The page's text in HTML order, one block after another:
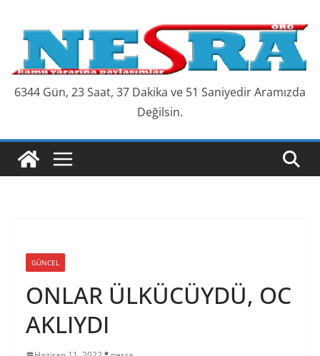
content
6344 Gün, 23 Saat, 37 Dakika ve 52 Saniyedir Aramızda
Değilsin.
GÜNCEL
ONLAR ÜLKÜCÜYDÜ, OC
AKLIYDI